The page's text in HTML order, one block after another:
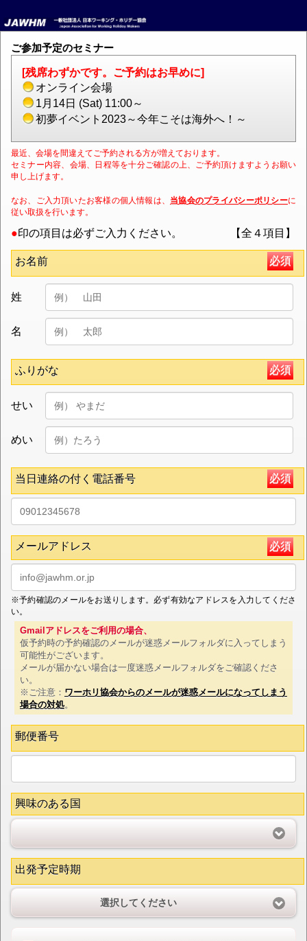
ご参加予定のセミナー
[残席わずかです。ご予約はお早めに]
オンライン会場
1月14日 (Sat) 11:00～
初夢イベント2023～今年こそは海外へ！～
最近、会場を間違えてご予約される方が増えております。
セミナー内容、会場、日程等を十分ご確認の上、ご予約頂けますようお願い
申し上げます。
なお、ご入力頂いたお客様の個人情報は、 当協会のプライバシーポリシーに
従い取扱を行います。
●印の項目は必ずご入力ください。 【全４項目】
お名前 必須
姓
名
ふりがな 必須
せい
めい
当日連絡の付く電話番号 必須
メールアドレス 必須
※予約確認のメールをお送りします。必ず有効なアドレスを入力してくださ
い。
Gmailアドレスをご利用の場合、
仮予約時の予約確認のメールが迷惑メールフォルダに入ってしまう
可能性がございます。
メールが届かない場合は一度迷惑メールフォルダをご確認くださ
い。
※ご注意： ワーホリ協会からのメールが迷惑メールになってしまう
場合の対処。
郵便番号
興味のある国
出発予定時期
選択してください